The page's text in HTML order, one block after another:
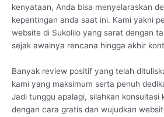
kenyataan, Anda bisa menyelaraskan
kepentingan anda saat ini. Kami yakni
website di Sukolilo yang sarat dengan
sejak awalnya rencana hingga akhir
Banyak review positif yang telah
kami yang maksimum serta penuh
Jadi tunggu apalagi, silahkan konsultasi
dengan cara gratis dan wujudkan